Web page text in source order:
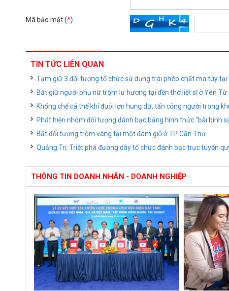
Mã bảo mật (*)
TIN TỨC LIÊN QUAN
Tạm giữ 3 đối tượng tổ chức sử dụng trái phép chất ma túy tại
Bắt giữ người phụ nữ trộm lư hương tại đền thờ liệt sĩ ở Yên Tử
Khống chế cá thể khỉ đuôi lợn hung dữ, tấn công người trong
Phát hiện nhóm đối tượng đánh bạc bằng hình thức “bài binh
Bắt đối tượng trộm vàng tại một đám giỗ ở TP Cần Thơ
Quảng Trị: Triệt phá đường dây tổ chức đánh bạc trực tuyến
THÔNG TIN DOANH NHÂN - DOANH NGHIỆP